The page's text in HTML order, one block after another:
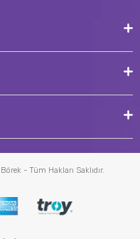
- Tüm Hakları Saklıdır.